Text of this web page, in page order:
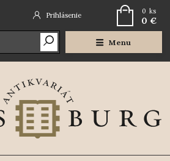
Menu
Prihlásenie 0 ks
0 €